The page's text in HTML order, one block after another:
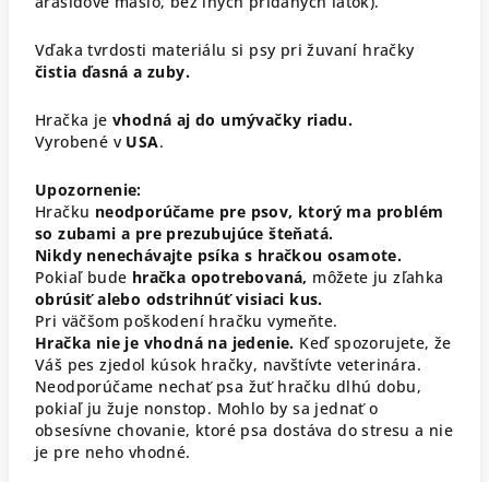
Vďaka tvrdosti materiálu si psy pri žuvaní hračky
čistia ďasná a zuby.
Hračka je vhodná aj do umývačky riadu.
Vyrobené v USA.
Upozornenie:
Hračku neodporúčame pre psov, ktorý ma problém
so zubami a pre prezubujúce šteňatá.
Nikdy nenechávajte psíka s hračkou osamote.
Pokiaľ bude hračka opotrebovaná, môžete ju zľahka
obrúsiť alebo odstrihnúť visiaci kus.
Pri väčšom poškodení hračku vymeňte.
Hračka nie je vhodná na jedenie. Keď spozorujete, že
Váš pes zjedol kúsok hračky, navštívte veterinára.
Neodporúčame nechať psa žuť hračku dlhú dobu,
pokiaľ ju žuje nonstop. Mohlo by sa jednať o
obsesívne chovanie, ktoré psa dostáva do stresu a nie
je pre neho vhodné.